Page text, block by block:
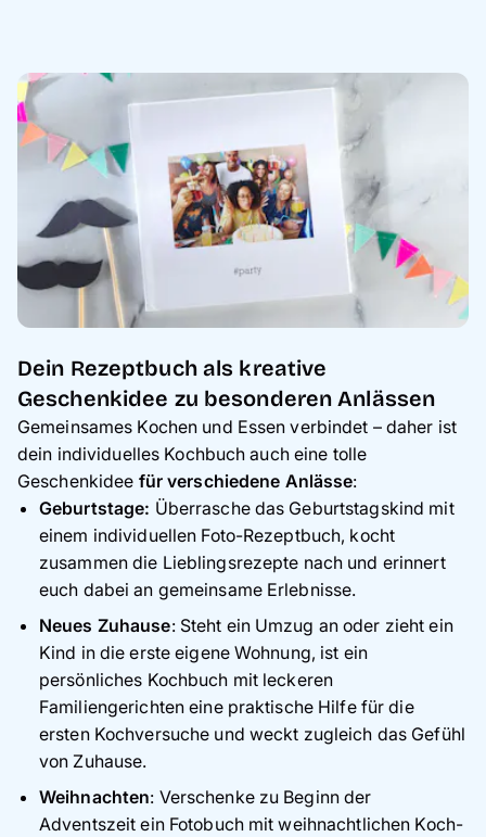
Dein Rezeptbuch als kreative
Geschenkidee zu besonderen Anlässen
Gemeinsames Kochen und Essen verbindet – daher ist
dein individuelles Kochbuch auch eine tolle
Geschenkidee für verschiedene Anlässe:
Geburtstage: Überrasche das Geburtstagskind mit
einem individuellen Foto-Rezeptbuch, kocht
zusammen die Lieblingsrezepte nach und erinnert
euch dabei an gemeinsame Erlebnisse.
Neues Zuhause: Steht ein Umzug an oder zieht ein
Kind in die erste eigene Wohnung, ist ein
persönliches Kochbuch mit leckeren
Familiengerichten eine praktische Hilfe für die
ersten Kochversuche und weckt zugleich das Gefühl
von Zuhause.
Weihnachten: Verschenke zu Beginn der
Adventszeit ein Fotobuch mit weihnachtlichen Koch-